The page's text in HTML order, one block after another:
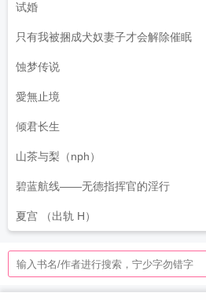
试婚
只有我被捆成犬奴妻子才会解除催眠
蚀梦传说
愛無止境
倾君长生
山茶与梨（nph）
碧蓝航线——无德指挥官的淫行
夏宫 （出轨 H）